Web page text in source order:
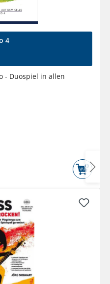
4
- Duospiel in allen